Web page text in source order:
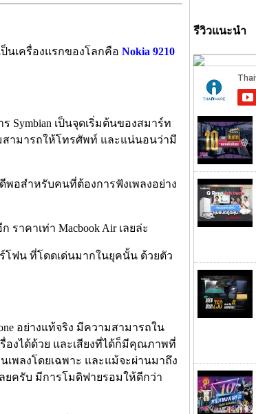
นเครื่องแรกของโลกคือ Nokia 9210
Symbian เป็นจุดเริ่มต้นของสมาร์ท
สามารถให้โทรศัพท์ และแน่นอนว่ามี
อสำหรับคนที่ต้องการฟังเพลงอย่าง
ราคาเท่า Macbook Air เลยล่ะ
ร์โฟน ที่โดดเด่นมากในยุคนั้น ด้วยตัว
อย่างแท้จริง มีความสามารถใน
องได้ด้วย และเสียงที่ได้ก็มีคุณภาพที่
เพลงโดยเฉพาะ และแม้จะผ่านมาถึง
ยครับ มีการโมดิฟายรอมให้ดีกว่า
รีวิวแนะนำ